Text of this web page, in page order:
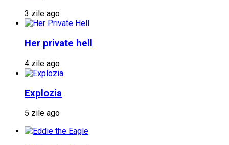
3 zile ago
Her private hell
4 zile ago
Explozia
5 zile ago